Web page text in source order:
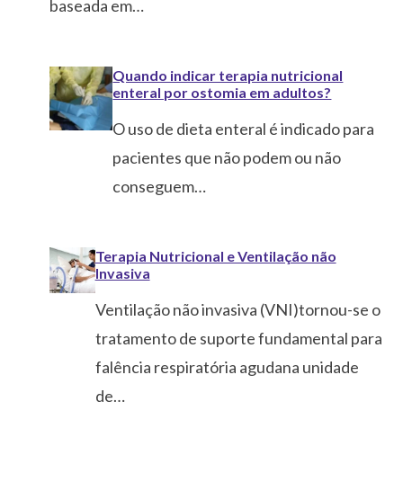
baseada em…
Quando indicar terapia nutricional
enteral por ostomia em adultos?
O uso de dieta enteral é indicado para
pacientes que não podem ou não
conseguem…
Terapia Nutricional e Ventilação não
Invasiva
Ventilação não invasiva (VNI)tornou-se o
tratamento de suporte fundamental para
falência respiratória agudana unidade
de…